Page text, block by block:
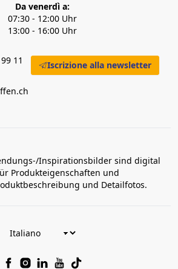
Da venerdì a:
07:30 - 12:00 Uhr
13:00 - 16:00 Uhr
11 Iscrizione alla newsletter
Inspirationsbilder sind digital
Produkteigenschaften und
und Detailfotos.